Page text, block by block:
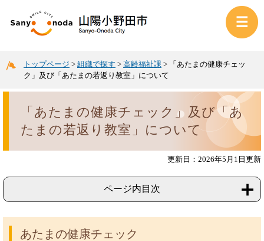
トップページ > 組織で探す > 高齢福祉課 >
「あたまの健康チェッ
ク」及び「あたまの若返り教室」について
「あたまの健康チェック」及び「あ
たまの若返り教室」について
更新日：2026年5月1日更新
ページ内目次
あたまの健康チェック